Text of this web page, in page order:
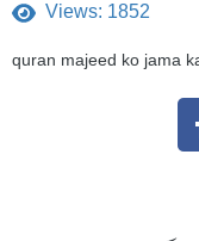
Views: 1852
quran majeed ko jama